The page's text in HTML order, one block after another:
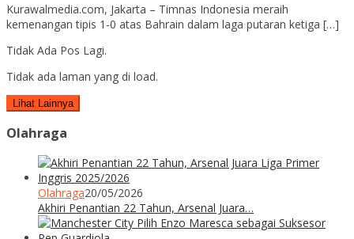
Kurawalmedia.com, Jakarta – Timnas Indonesia meraih
kemenangan tipis 1-0 atas Bahrain dalam laga putaran ketiga […]
Tidak Ada Pos Lagi.
Tidak ada laman yang di load.
Lihat Lainnya
Olahraga
Olahraga20/05/2026
Akhiri Penantian 22 Tahun, Arsenal Juara…